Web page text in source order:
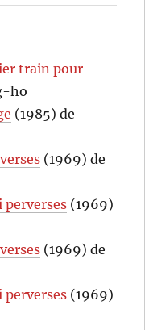
train pour
ho
(1985) de
(1969) de
perverses (1969)
(1969) de
perverses (1969)